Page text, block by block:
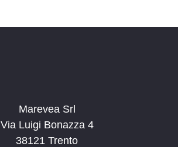
Marevea Srl
Via Luigi Bonazza 4
38121 Trento